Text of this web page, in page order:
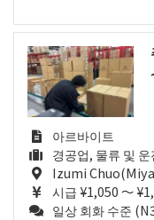
아르바이트
경공업, 물류 및
Izumi
시급 ¥1,050 ～
일상 회화 수준